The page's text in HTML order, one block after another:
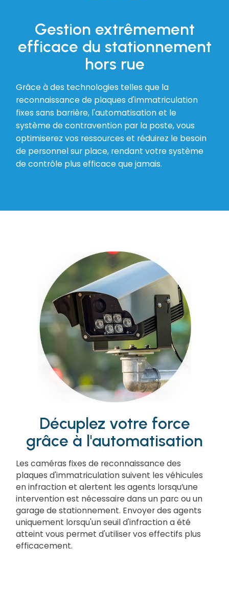
Gestion extrêmement
efficace du stationnement
hors rue
Grâce à des technologies telles que la
reconnaissance de plaques d'immatriculation
fixes sans barrière, l'automatisation et le
système de contravention par la poste, vous
optimiserez vos ressources et réduirez le besoin
de personnel sur place, rendant votre système
de contrôle plus efficace que jamais.
Décuplez votre force
grâce à l'automatisation
Les caméras fixes de reconnaissance des
plaques d'immatriculation suivent les véhicules
en infraction et alertent les agents lorsqu’une
intervention est nécessaire dans un parc ou un
garage de stationnement. Envoyer des agents
uniquement lorsqu'un seuil d'infraction a été
atteint vous permet d'utiliser vos effectifs plus
efficacement.